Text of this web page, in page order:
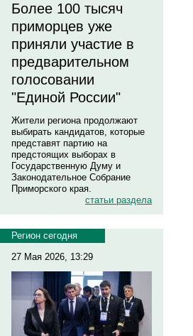
Более 100 тысяч
приморцев уже
приняли участие в
предварительном
голосовании
"Единой России"
Жители региона продолжают
выбирать кандидатов, которые
представят партию на
предстоящих выборах в
Государственную Думу и
Законодательное Собрание
Приморского края.
статьи раздела
Регион сегодня
27 Мая 2026, 13:29